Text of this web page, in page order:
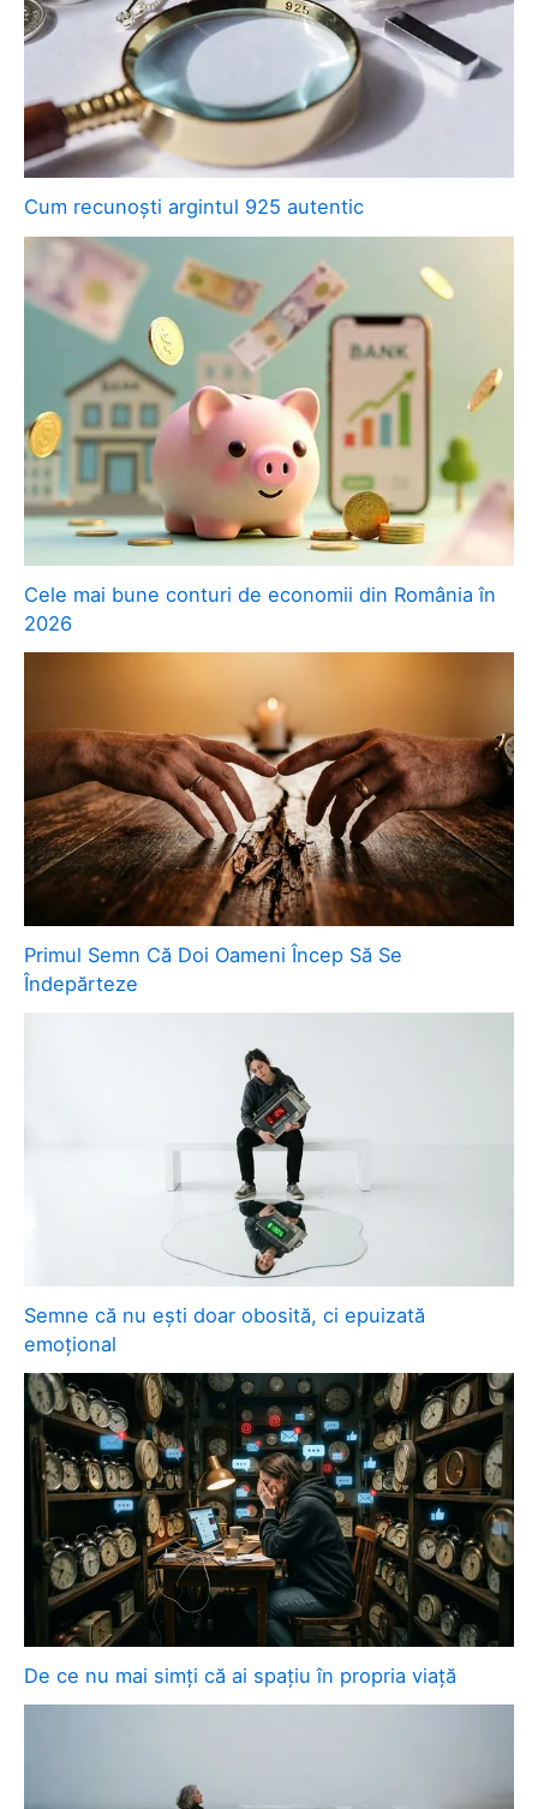
Cum recunoști argintul 925 autentic
Cele mai bune conturi de economii din România în
2026
Primul Semn Că Doi Oameni Încep Să Se
Îndepărteze
Semne că nu ești doar obosită, ci epuizată
emoțional
De ce nu mai simți că ai spațiu în propria viață